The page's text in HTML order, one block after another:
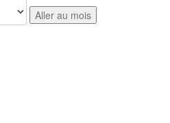
Aller au mois